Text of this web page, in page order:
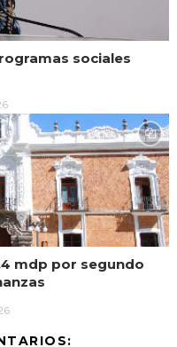
sociales
mdp por segundo